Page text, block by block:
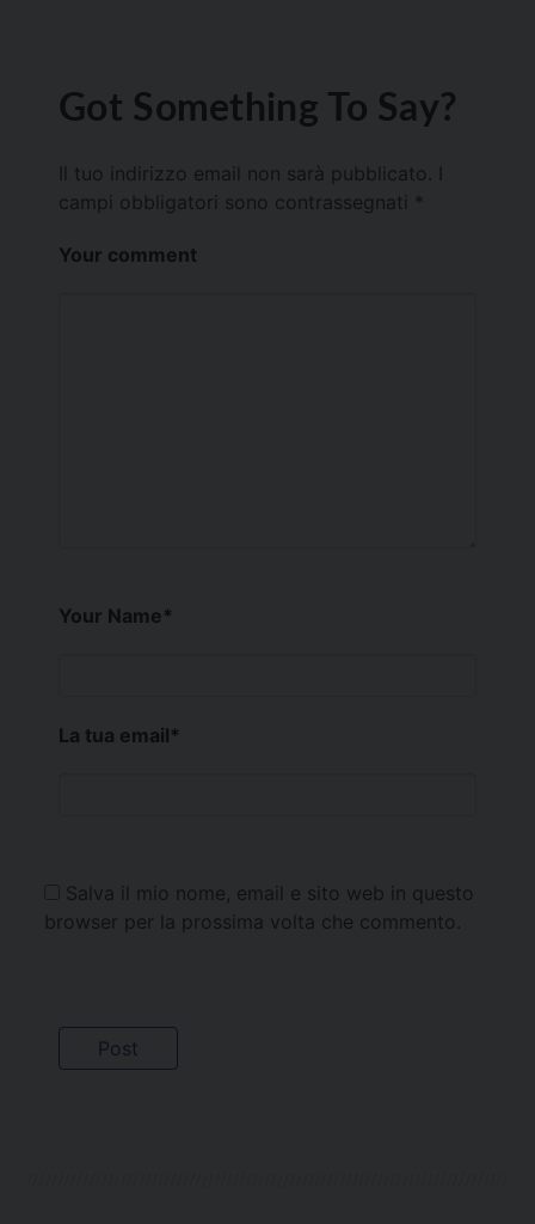
Got Something To Say?
Il tuo indirizzo email non sarà pubblicato.
campi obbligatori sono contrassegnati *
Your comment
Your Name*
La tua email*
Salva il mio nome, email e sito web in questo
browser per la prossima volta che commento.